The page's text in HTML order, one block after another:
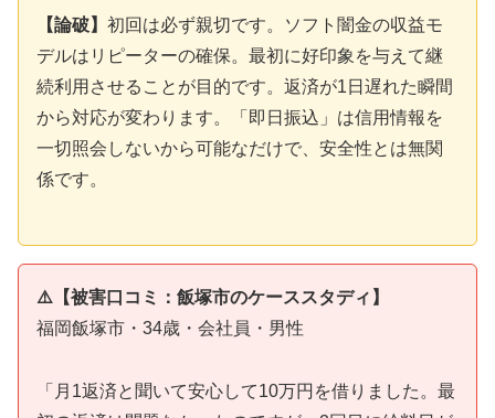
【論破】 初回は必ず親切です。ソフト闇金の収益モ
デルはリピーターの確保。最初に好印象を与えて継
続利用させることが目的です。返済が1日遅れた瞬間
から対応が変わります。「即日振込」は信用情報を
一切照会しないから可能なだけで、安全性とは無関
係です。
⚠️【被害口コミ：飯塚市のケーススタディ】
福岡飯塚市・34歳・会社員・男性
「月1返済と聞いて安心して10万円を借りました。最